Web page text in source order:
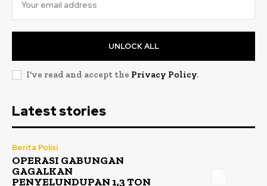
UNLOCK ALL
I've read and accept the Privacy Policy.
Latest stories
Berita Polisi
OPERASI GABUNGAN
GAGALKAN
PENYELUNDUPAN 1,3 TON